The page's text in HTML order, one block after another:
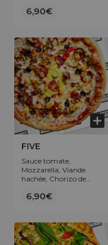
6,90€
FIVE
Sauce tomate,
Mozzarella, Viande
hachée, Chorizo de
Olives.
6,90€